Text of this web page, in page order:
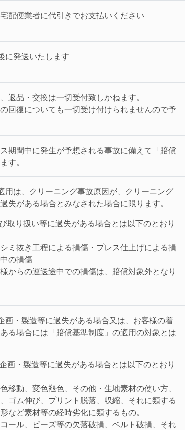
配便業者に代引きでお支払いください
に発送いたします
返品・交換は一切受付致しかねます。
回復についても一切受け付けられませんので予
期間中に発生が予想される事故に備えて「賠償
す。
用は、クリーニング事故原因が、クリーニング
失がある場合とみなされた場合に限ります。
取り扱い等に過失がある場合とは以下のとおり
ミ抜き工程による損傷・プレス仕上げによる損
の損傷
からの運送途中での損傷は、賠償対象外となり
画・製造等に過失がある場合又は、お客様の着
る場合には「賠償基準制度」の適用の対象とは
画・製造等に過失がある場合とは以下のとおり
移動、変色褪色、その他・生地素材の使い方、
ゴム伸び、プリント脱落、収縮、それに類する
など素材等の経時劣化に類するもの。
ール、ビーズ等の欠落破損、ベルト破損、それ